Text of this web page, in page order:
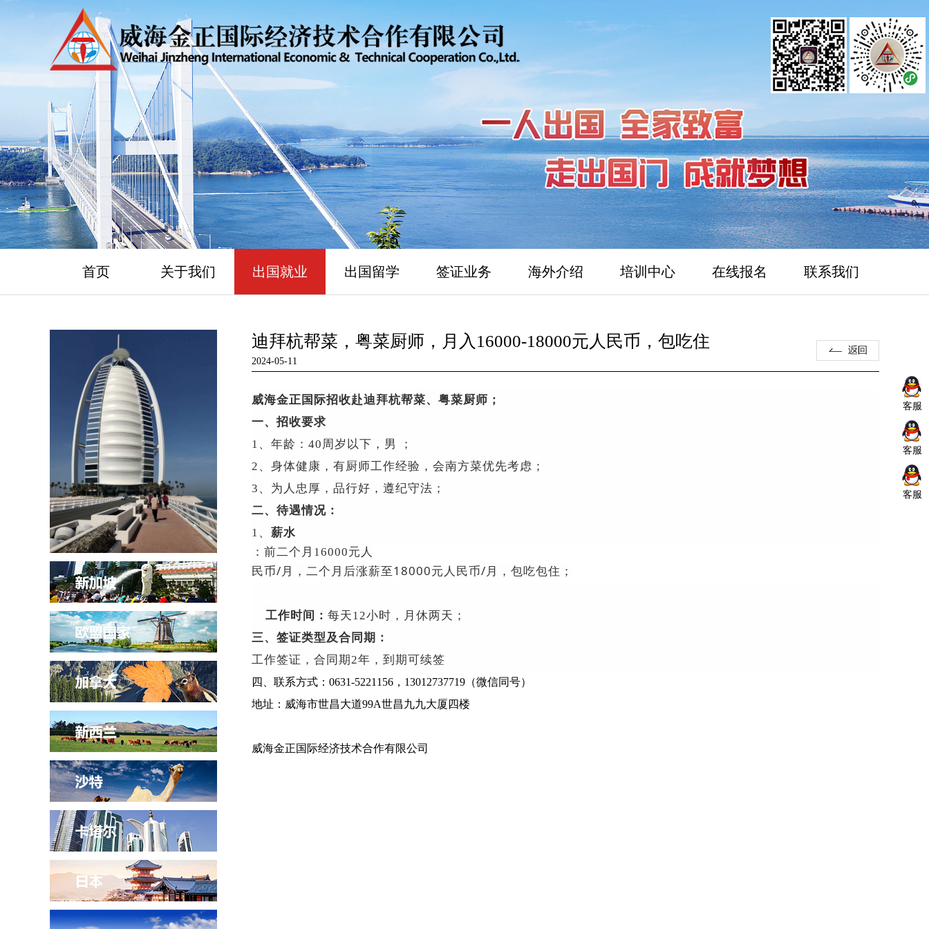
首页 关于我们 出国就业 出国留学 签证业务 海外介绍 培训中心 在线报名 联系我们
迪拜杭帮菜，粤菜厨师，月入16000-18000元人民币，包吃住
2024-05-11
威海金正国际招收赴迪拜杭帮菜、粤菜厨师；
一、招收要求
1、年龄：40周岁以下，男 ；
2、身体健康，有厨师工作经验，会南方菜优先考虑；
3、为人忠厚，品行好，遵纪守法；
二、待遇情况：
1、 薪水
：前二个月16000元人
民币/月，二个月后涨薪至18000元人民币/月，包吃包住；
工作时间： 每天12小时，月休两天；
三、签证类型及合同期：
工作签证，合同期2年，到期可续签
四、联系方式：0631-5221156，13012737719（微信同号）
地址：威海市世昌大道99A世昌九九大厦四楼
威海金正国际经济技术合作有限公司
客服
客服
客服